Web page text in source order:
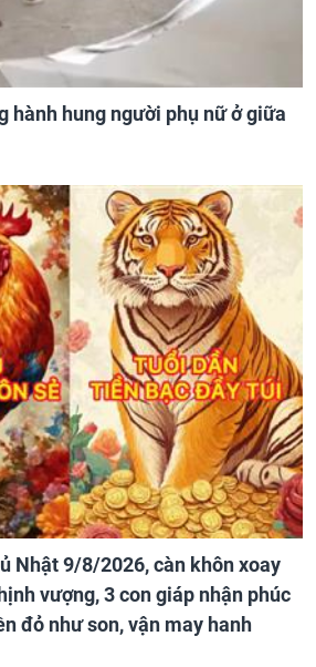
hành hung người phụ nữ ở giữa
Nhật 9/8/2026, càn khôn xoay
vượng, 3 con giáp nhận phúc
đỏ như son, vận may hanh